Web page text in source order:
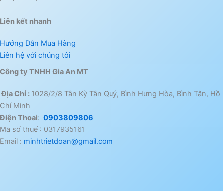
Liên kết nhanh
Hướng Dẫn Mua Hàng
Liên hệ với chúng tôi
Công ty TNHH Gia An MT
Địa Chỉ : 1028/2/8 Tân Kỳ Tân Quý, Bình Hưng Hòa, Bình Tân, Hồ
Chí Minh
Điện Thoai: 0903809806
Mã số thuế : 0317935161
Email : minhtrietdoan@gmail.com